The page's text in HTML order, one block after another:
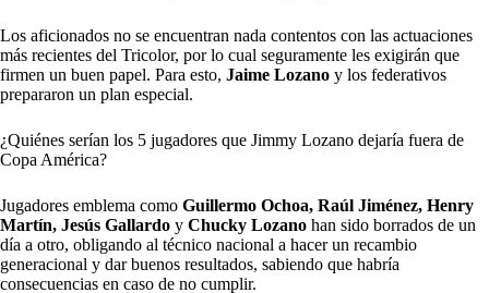
Los aficionados no se encuentran nada contentos con las actuaciones
más recientes del Tricolor, por lo cual seguramente les exigirán que
firmen un buen papel. Para esto, Jaime Lozano y los federativos
prepararon un plan especial.
¿Quiénes serían los 5 jugadores que Jimmy Lozano dejaría fuera de
Copa América?
Jugadores emblema como Guillermo Ochoa, Raúl Jiménez, Henry
Martín, Jesús Gallardo y Chucky Lozano han sido borrados de un
día a otro, obligando al técnico nacional a hacer un recambio
generacional y dar buenos resultados, sabiendo que habría
consecuencias en caso de no cumplir.